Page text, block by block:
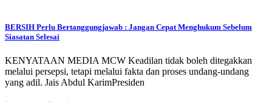
BERSIH Perlu Bertanggungjawab : Jangan Cepat Menghukum Sebelum
Siasatan Selesai
KENYATAAN MEDIA MCW Keadilan tidak boleh ditegakkan
melalui persepsi, tetapi melalui fakta dan proses undang-undang
yang adil. Jais Abdul KarimPresiden